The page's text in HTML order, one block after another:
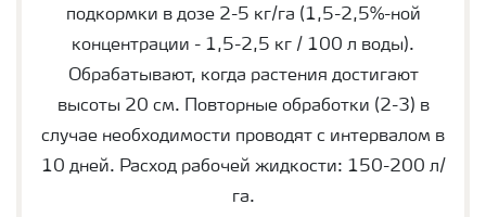
подкормки в дозе 2-5 кг/га (1,5-2,5%-ной
концентрации - 1,5-2,5 кг / 100 л воды).
Обрабатывают, когда растения достигают
высоты 20 см. Повторные обработки (2-3) в
случае необходимости проводят с интервалом в
10 дней. Расход рабочей жидкости: 150-200 л/
га.